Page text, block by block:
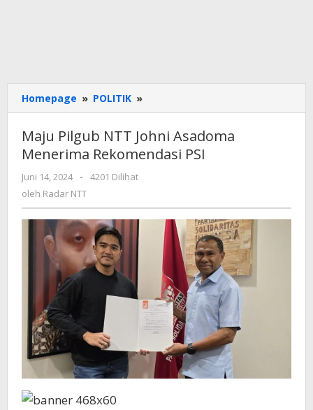
Homepage » POLITIK »
Pilgub
Johni
Asadoma
Maju Pilgub NTT Johni Asadoma
Menerima Rekomendasi PSI
Juni 14, 2024
oleh
Radar
-
4201 Dilihat
oleh Radar NTT